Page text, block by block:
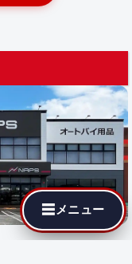
☰ メニュー